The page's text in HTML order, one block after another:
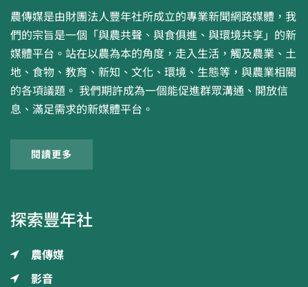
農傳媒是由財團法人豐年社所成立的專業新聞網路媒體，我
們的宗旨是一個「與農共聲、與食俱進、與環境共享」的新
媒體平台。站在以農為本的角度，走入生活，觸及農業、土
地、食物、教育、新知、文化、環境、生態等，與農業相關
的各項議題。 我們期許成為一個能促進群眾溝通、開放信
息、滿足需求的新媒體平台。
閱讀更多
探索豐年社
農傳媒
影音